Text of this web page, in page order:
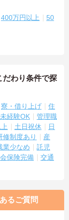
400万円以上
50
だわり条件で探
寮・借り上げ
住
未経験OK
管理職
土日祝休
日
修制度あり
産
業少なめ
託児
保険完備
交通
るご質問